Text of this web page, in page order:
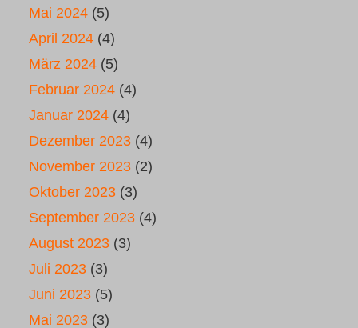
Mai 2024 (5)
April 2024 (4)
März 2024 (5)
Februar 2024 (4)
Januar 2024 (4)
Dezember 2023 (4)
November 2023 (2)
Oktober 2023 (3)
September 2023 (4)
August 2023 (3)
Juli 2023 (3)
Juni 2023 (5)
Mai 2023 (3)